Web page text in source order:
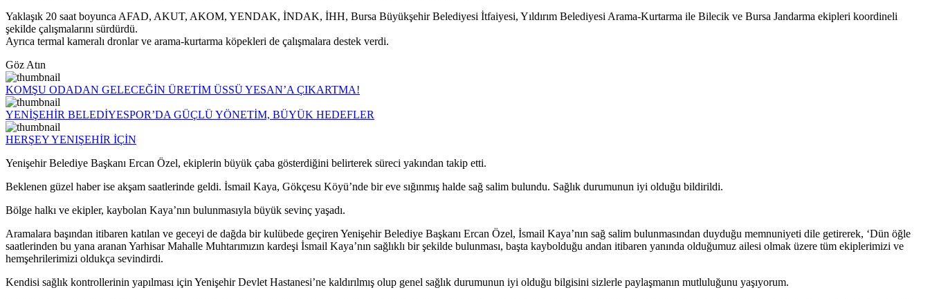
Yaklaşık 20 saat boyunca AFAD, AKUT, AKOM, YENDAK, İNDAK, İHH, Bursa Büyükşehir Belediyesi İtfaiyesi, Yıldırım Belediyesi Arama-Kurtarma ile Bilecik ve Bursa Jandarma ekipleri koordineli
şekilde çalışmalarını sürdürdü.
Ayrıca termal kameralı dronlar ve arama-kurtarma köpekleri de çalışmalara destek verdi.
Göz Atın
KOMŞU ODADAN GELECEĞİN ÜRETİM ÜSSÜ YESAN’A ÇIKARTMA!
YENİŞEHİR BELEDİYESPOR’DA GÜÇLÜ YÖNETİM, BÜYÜK HEDEFLER
HERŞEY YENIŞEHİR İÇİN
Yenişehir Belediye Başkanı Ercan Özel, ekiplerin büyük çaba gösterdiğini belirterek süreci yakından takip etti.
Beklenen güzel haber ise akşam saatlerinde geldi. İsmail Kaya, Gökçesu Köyü’nde bir eve sığınmış halde sağ salim bulundu. Sağlık durumunun iyi olduğu bildirildi.
Bölge halkı ve ekipler, kaybolan Kaya’nın bulunmasıyla büyük sevinç yaşadı.
Aramalara başından itibaren katılan ve geceyi de dağda bir kulübede geçiren Yenişehir Belediye Başkanı Ercan Özel, İsmail Kaya’nın sağ salim bulunmasından duyduğu memnuniyeti dile getirerek, ‘Dün öğle
saatlerinden bu yana aranan Yarhisar Mahalle Muhtarımızın kardeşi İsmail Kaya’nın sağlıklı bir şekilde bulunması, başta kaybolduğu andan itibaren yanında olduğumuz ailesi olmak üzere tüm ekiplerimizi ve
hemşehrilerimizi oldukça sevindirdi.
Kendisi sağlık kontrollerinin yapılması için Yenişehir Devlet Hastanesi’ne kaldırılmış olup genel sağlık durumunun iyi olduğu bilgisini sizlerle paylaşmanın mutluluğunu yaşıyorum.